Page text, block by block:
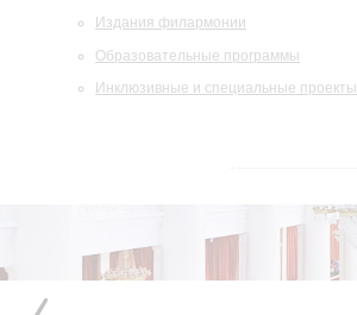
Издания филармонии
Образовательные программы
Инклюзивные и специальные проекты